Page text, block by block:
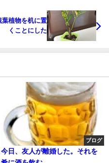
葉植物を机に置
くことにした
ブログ
今日、友人が離婚した。それを